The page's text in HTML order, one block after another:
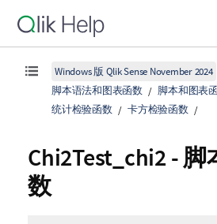
Windows 版 Qlik Sense November 2024
脚本语法和图表函数
脚本和图表
统计检验函数
卡方检验函数
Chi2Test_chi2 -
数